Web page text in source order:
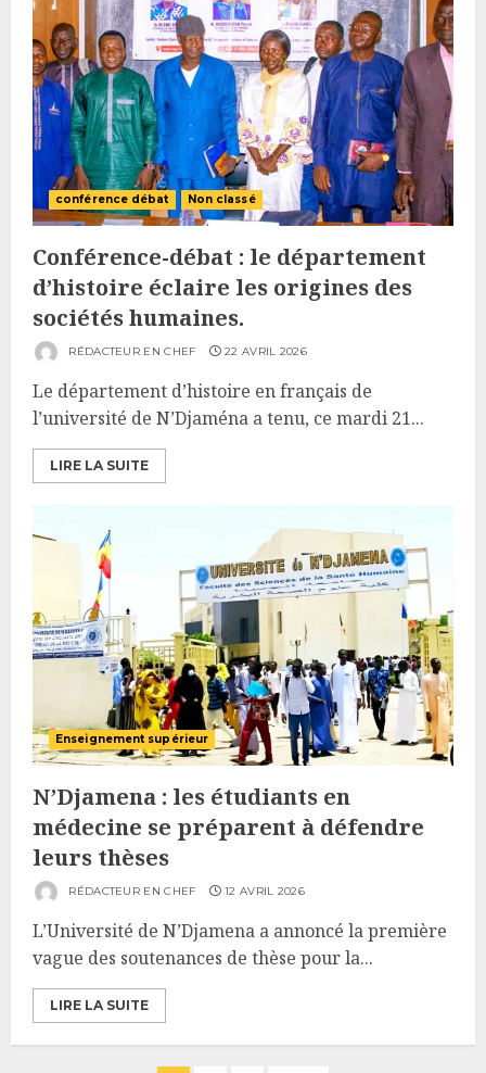
conférence débat Non classé
Conférence-débat : le département
d’histoire éclaire les origines des
sociétés humaines.
RÉDACTEUR EN CHEF 22 AVRIL 2026
Le département d’histoire en français de
l’université de N’Djaména a tenu, ce mardi 21...
LIRE LA SUITE
Enseignement supérieur
N’Djamena : les étudiants en
médecine se préparent à défendre
leurs thèses
RÉDACTEUR EN CHEF 12 AVRIL 2026
L’Université de N’Djamena a annoncé la première
vague des soutenances de thèse pour la...
LIRE LA SUITE